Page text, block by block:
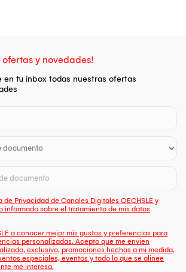
ofertas y novedades!
en tu inbox todas nuestras ofertas
de Privacidad de Canales Digitales OECHSLE y
informado sobre el tratamiento de mis datos
a conocer mejor mis gustos y preferencias para
personalizadas. Acepto que me envien
exclusivo, promociones hechas a mi medida,
especiales, eventos y todo lo que se alinee
me interesa.